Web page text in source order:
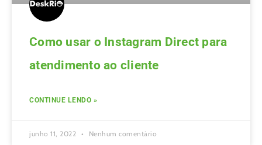
Como usar o Instagram Direct para
atendimento ao cliente
CONTINUE LENDO »
junho 11, 2022 Nenhum comentário